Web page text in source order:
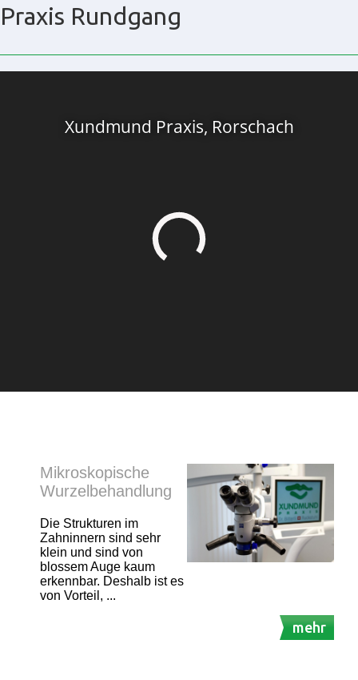
Praxis Rundgang
Mikroskopische
Wurzelbehandlung
Die Strukturen im
Zahninnern sind sehr
klein und sind von
blossem Auge kaum
erkennbar. Deshalb ist es
von Vorteil, ...
mehr